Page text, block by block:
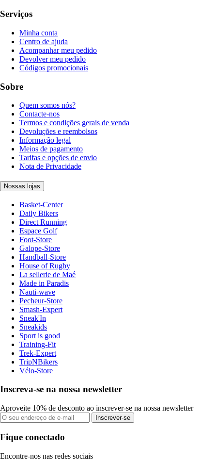
Serviços
Minha conta
Centro de ajuda
Acompanhar meu pedido
Devolver meu pedido
Códigos promocionais
Sobre
Quem somos nós?
Contacte-nos
Termos e condições gerais de venda
Devoluções e reembolsos
Informação legal
Meios de pagamento
Tarifas e opções de envio
Nota de Privacidade
Nossas lojas
Basket-Center
Daily Bikers
Direct Running
Espace Golf
Foot-Store
Galope-Store
Handball-Store
House of Rugby
La sellerie de Maé
Made in Paradis
Nauti-wave
Pecheur-Store
Smash-Expert
Sneak'In
Sneakids
Sport is good
Training-Fit
Trek-Expert
TripNBikers
Vélo-Store
Inscreva-se na nossa newsletter
Aproveite 10% de desconto ao inscrever-se na nossa newsletter
Inscrever-se
Fique conectado
Encontre-nos nas redes sociais